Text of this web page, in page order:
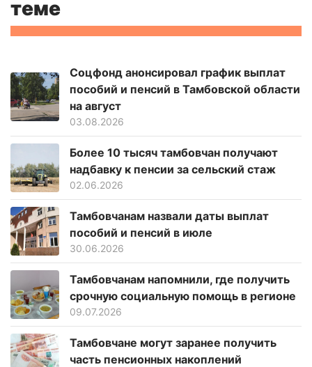
теме
Соцфонд анонсировал график выплат
пособий и пенсий в Тамбовской области
на август
03.08.2026
Более 10 тысяч тамбовчан получают
надбавку к пенсии за сельский стаж
02.06.2026
Тамбовчанам назвали даты выплат
пособий и пенсий в июле
30.06.2026
Тамбовчанам напомнили, где получить
срочную социальную помощь в регионе
09.07.2026
Тамбовчане могут заранее получить
часть пенсионных накоплений